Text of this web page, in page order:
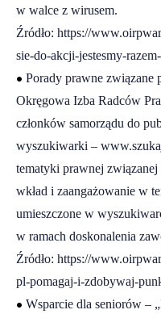
w walce z wirusem.
Źródło: https://
sie-do-akcji-jestesmy-
• Porady prawne
Okręgowa Izba Radców
członków samorządu do
wyszukiwarki –
tematyki prawnej
wkład i zaangażowanie w
umieszczone w
w ramach doskonalenia
Źródło: https://
pl-pomagaj-i-zdobywaj-
• Wsparcie dla seniorów –